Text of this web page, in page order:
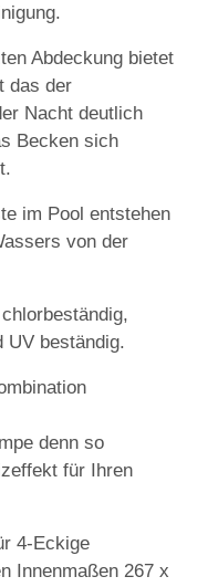
Abdeckung bietet
das der
Nacht deutlich
Becken sich
im Pool entstehen
von der
UV beständig.
denn so
für Ihren
4-Eckige
Innenmaßen 267 x